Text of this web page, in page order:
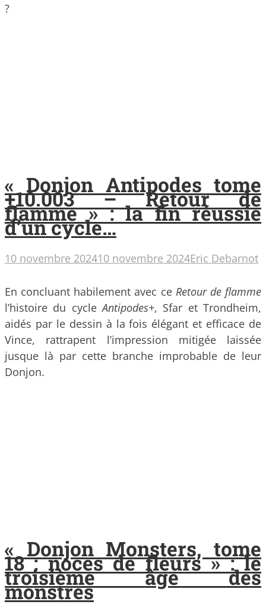
?
« Donjon Antipodes tome
+10.003 – Retour de
flamme » : la fin réussie
d’un cycle…
10 novembre 202410 novembre 2024Eric Debarnot
En concluant habilement avec ce Retour de flamme
l’histoire du cycleAntipodes+, Sfar et Trondheim,
aidés par le dessin à la fois élégant et efficace de
Vince, rattrapent l’impression mitigée laissée
jusque là par cette branche improbable de leur
Donjon.
« Donjon Monsters, tome
18 : noces de fleurs » : le
troisième âge des
monstres